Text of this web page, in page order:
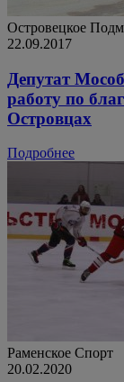
Островецкое
22.09.2017
Депутат
работу по
Островцах
Подробнее
Раменское Спорт
20.02.2020